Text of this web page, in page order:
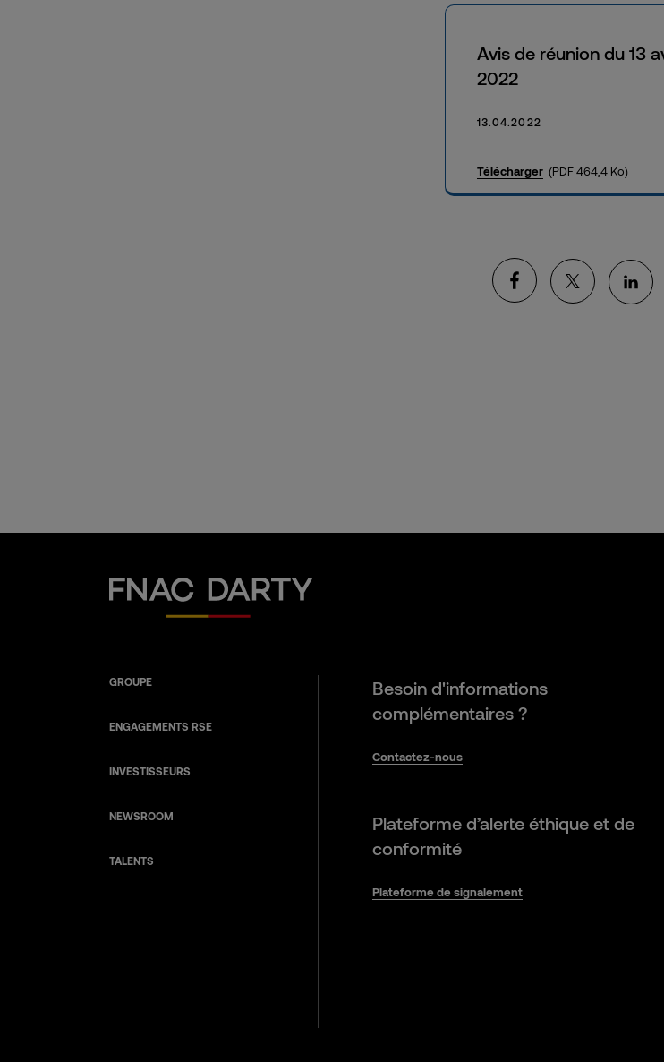
Avis de réunion du 13
2022
13.04.2022
Télécharger (PDF 464,4 Ko)
Fnac Darty
GROUPE
ENGAGEMENTS RSE
INVESTISSEURS
NEWSROOM
TALENTS
Besoin d'informations
complémentaires ?
Contactez-nous
Plateforme d’alerte éthique et de
conformité
Plateforme de signalement